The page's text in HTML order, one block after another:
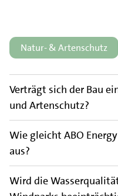
Natur- & Artenschutz
Verträgt sich der Bau
und Artenschutz?
Wie gleicht ABO
aus?
Wird die